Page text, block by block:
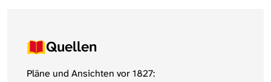
Quellen
Pläne und Ansichten vor 1827: